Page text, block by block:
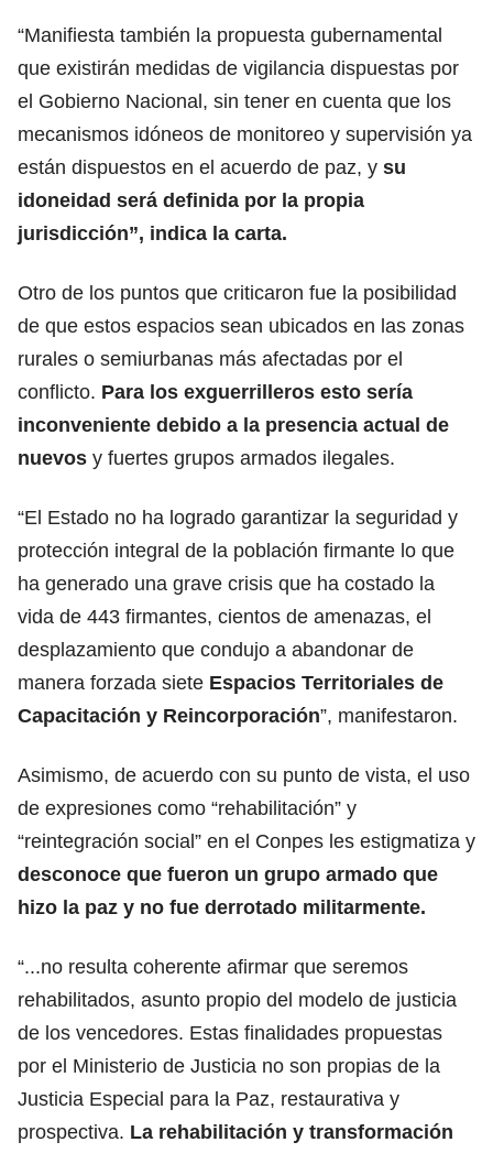
“Manifiesta también la propuesta gubernamental
que existirán medidas de vigilancia dispuestas por
el Gobierno Nacional, sin tener en cuenta que los
mecanismos idóneos de monitoreo y supervisión ya
están dispuestos en el acuerdo de paz, y su
idoneidad será definida por la propia
jurisdicción”, indica la carta.
Otro de los puntos que criticaron fue la posibilidad
de que estos espacios sean ubicados en las zonas
rurales o semiurbanas más afectadas por el
conflicto. Para los exguerrilleros esto sería
inconveniente debido a la presencia actual de
nuevos y fuertes grupos armados ilegales.
“El Estado no ha logrado garantizar la seguridad y
protección integral de la población firmante lo que
ha generado una grave crisis que ha costado la
vida de 443 firmantes, cientos de amenazas, el
desplazamiento que condujo a abandonar de
manera forzada siete Espacios Territoriales de
Capacitación y Reincorporación”, manifestaron.
Asimismo, de acuerdo con su punto de vista, el uso
de expresiones como “rehabilitación” y
“reintegración social” en el Conpes les estigmatiza y
desconoce que fueron un grupo armado que
hizo la paz y no fue derrotado militarmente.
“...no resulta coherente afirmar que seremos
rehabilitados, asunto propio del modelo de justicia
de los vencedores. Estas finalidades propuestas
por el Ministerio de Justicia no son propias de la
Justicia Especial para la Paz, restaurativa y
prospectiva. La rehabilitación y transformación